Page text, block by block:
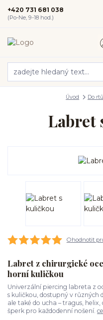
+420 731 681 038
(Po-Ne, 9-18 hod.)
Úvod Do rtů
Labret
Ohodnotit
Labret z chirurgické
horní kuličkou
Univerzální piercing labreta z
s kuličkou, dostupný v různých
ale také do ucha – tragus,
šperk pro každodenní nošení.